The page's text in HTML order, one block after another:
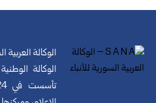
الوكالة العربية
الوكالة